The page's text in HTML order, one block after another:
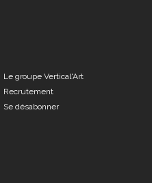
Le groupe Vertical'Art
Recrutement
Se désabonner